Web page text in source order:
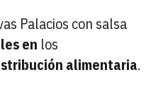
Palacios con salsa
en los
alimentaria.